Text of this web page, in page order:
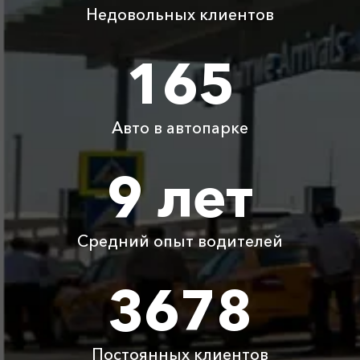
350 ₽
8600 ₽ 12900 ₽
Бесплатно
Бесплатно Бесплатно Бесплатно
Аренда автомобиля
Цены по акции ограничены количеством свободных
автомобилей в г Головинка. Точную цену вам
сообщит менеджер при заказе.
Недовольных клиентов
165
Авто в автопарке
9 лет
Средний опыт водителей
3678
Постоянных клиентов